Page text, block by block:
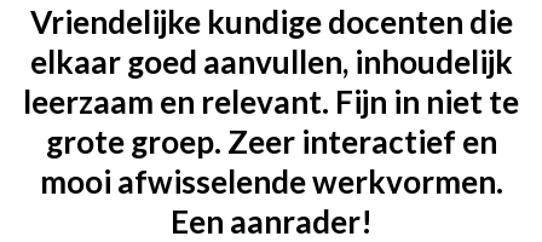
Vriendelijke kundige docenten die
elkaar goed aanvullen, inhoudelijk
leerzaam en relevant. Fijn in niet te
grote groep. Zeer interactief en
mooi afwisselende werkvormen.
Een aanrader!